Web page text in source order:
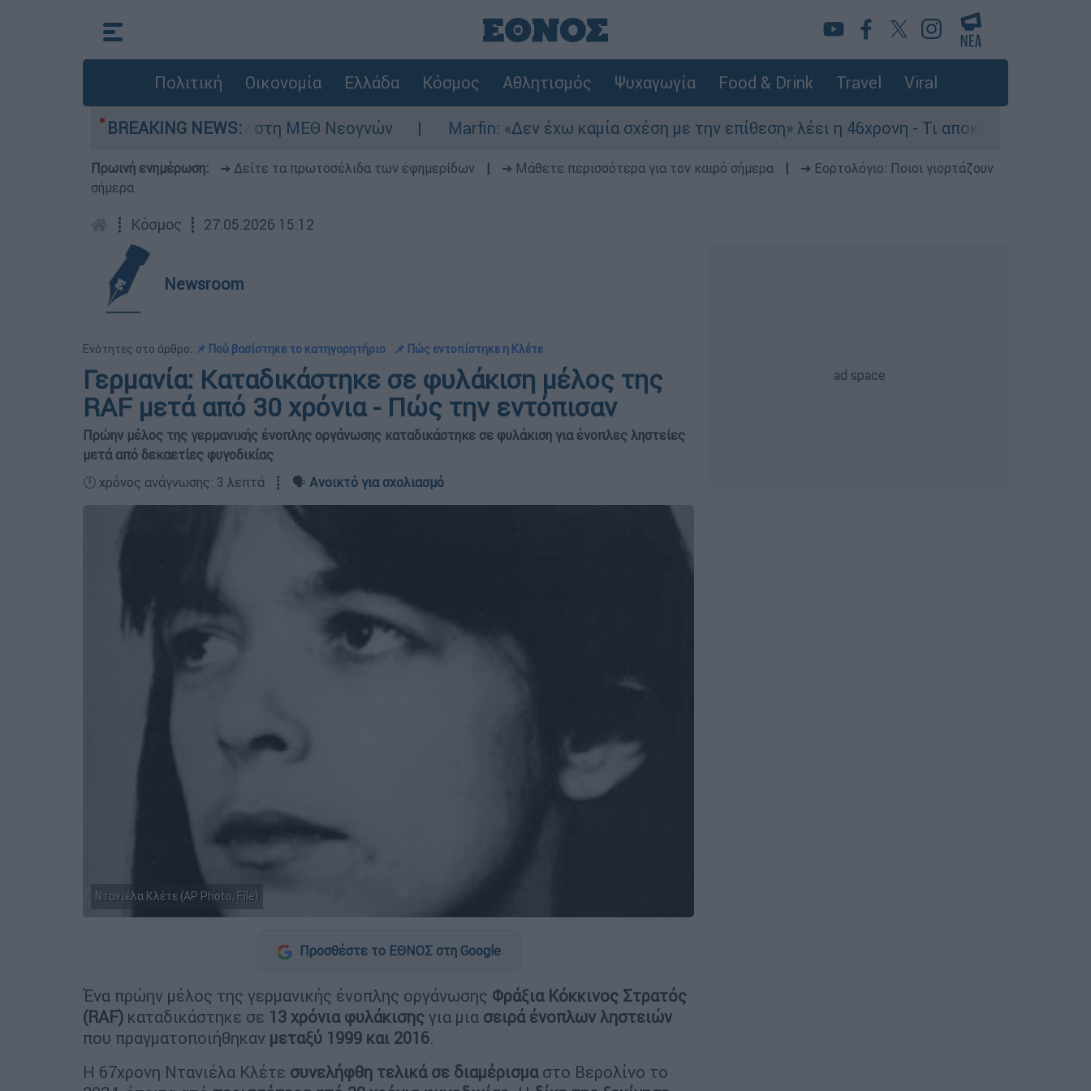
Πολιτική Οικονομία Ελλάδα Κόσμος Αθλητισμός Ψυχαγωγία Food & Drink Travel Viral
BREAKING NEWS:
ημερών - Νοσηλευόταν στη ΜΕΘ Νεογνών Marfin: «Δεν έχω καμία σχέση με την επίθεση» λέει η 46χρονη - Τι αποκάλυψε στους
Πρωινή ενημέρωση: ➔ Δείτε τα πρωτοσέλιδα των εφημερίδων ➔ Μάθετε περισσότερα για τον καιρό σήμερα
➔ Εορτολόγιο: Ποιοι γιορτάζουν
σήμερα
┋ Κόσμος ┋ 27.05.2026 15:12
Newsroom
Ενότητες στο άρθρο: 📌 Πού βασίστηκε το κατηγορητήριο 📌 Πώς εντοπίστηκε η Κλέτε
Γερμανία: Καταδικάστηκε σε φυλάκιση μέλος της
RAF μετά από 30 χρόνια - Πώς την εντόπισαν
Πρώην μέλος της γερμανικής ένοπλης οργάνωσης καταδικάστηκε σε φυλάκιση για ένοπλες ληστείες
μετά από δεκαετίες φυγοδικίας
🕛 χρόνος ανάγνωσης: 3 λεπτά ┋ 🗣️ Ανοικτό για σχολιασμό
Ντανιέλα Κλέτε (AP Photo, File)
Προσθέστε το ΕΘΝΟΣ στη Google
Ένα πρώην μέλος της γερμανικής ένοπλης οργάνωσης Φράξια Κόκκινος Στρατός
(RAF) καταδικάστηκε σε 13 χρόνια φυλάκισης για μια σειρά ένοπλων ληστειών
που πραγματοποιήθηκαν μεταξύ 1999 και 2016.
Η 67χρονη Ντανιέλα Κλέτε συνελήφθη τελικά σε διαμέρισμαστο Βερολίνο το